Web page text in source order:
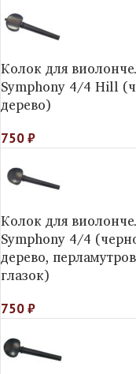
Колок для
Symphony 4/4 Hill
дерево)
750₽
Колок для
Symphony 4/4
дерево,
глазок)
750₽